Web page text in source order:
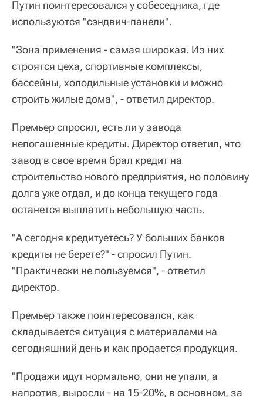
Путин поинтересовался у собеседника, где
используются "сэндвич-панели".
"Зона применения - самая широкая. Из них
строятся цеха, спортивные комплексы,
бассейны, холодильные установки и можно
строить жилые дома", - ответил директор.
Премьер спросил, есть ли у завода
непогашенные кредиты. Директор ответил, что
завод в свое время брал кредит на
строительство нового предприятия, но половину
долга уже отдал, и до конца текущего года
останется выплатить небольшую часть.
"А сегодня кредитуетесь? У больших банков
кредиты не берете?" - спросил Путин.
"Практически не пользуемся", - ответил
директор.
Премьер также поинтересовался, как
складывается ситуация с материалами на
сегодняшний день и как продается продукция.
"Продажи идут нормально, они не упали, а
напротив, выросли - на 15-20%, в основном, за